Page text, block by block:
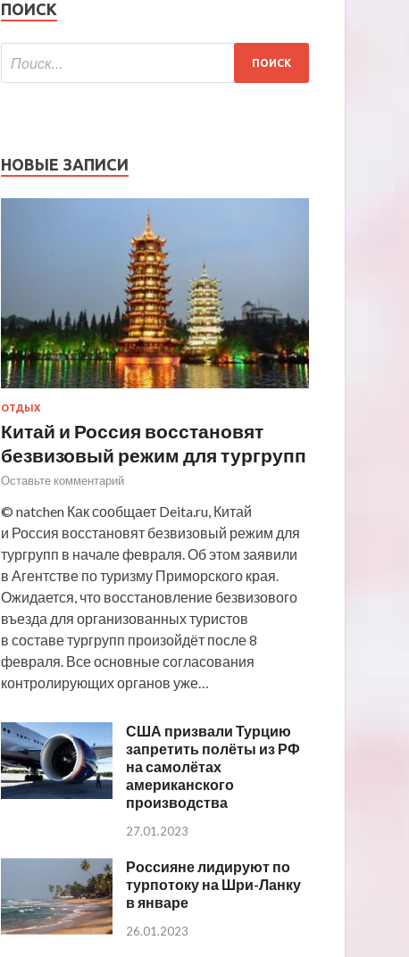
ПОИСК
НОВЫЕ ЗАПИСИ
ОТДЫХ
Китай и Россия восстановят
безвизовый режим для тургрупп
Оставьте комментарий
© natchen Как сообщает Deita.ru, Китай
и Россия восстановят безвизовый режим для
тургрупп в начале февраля. Об этом заявили
в Агентстве по туризму Приморского края.
Ожидается, что восстановление безвизового
въезда для организованных туристов
в составе тургрупп произойдёт после 8
февраля. Все основные согласования
контролирующих органов уже…
США призвали Турцию
запретить полёты из РФ
на самолётах
американского
производства
27.01.2023
Россияне лидируют по
турпотоку на Шри-Ланку
в январе
26.01.2023